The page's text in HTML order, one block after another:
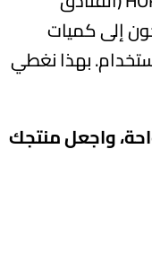
إلى كميات
بهذا نغطي
واجعل منتجك